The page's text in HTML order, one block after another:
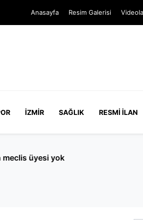
Anasayfa Resim Galerisi
İZMIR SAĞLIK RESMI İLAN
yok